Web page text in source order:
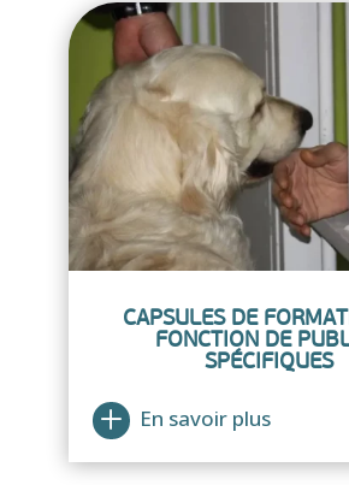
CAPSULES DE
FONCTION DE
SPÉCIFIQUES
En savoir plus